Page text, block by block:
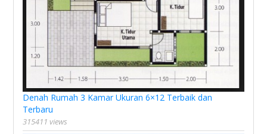
Denah Rumah 3 Kamar Ukuran 6×12 Terbaik dan
Terbaru
315411 views